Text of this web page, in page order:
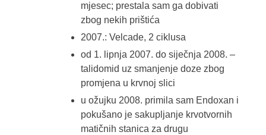
mjesec; prestala sam ga dobivati
zbog nekih prištića
2007.: Velcade, 2 ciklusa
od 1. lipnja 2007. do siječnja 2008. –
talidomid uz smanjenje doze zbog
promjena u krvnoj slici
u ožujku 2008. primila sam Endoxan i
pokušano je sakupljanje krvotvornih
matičnih stanica za drugu